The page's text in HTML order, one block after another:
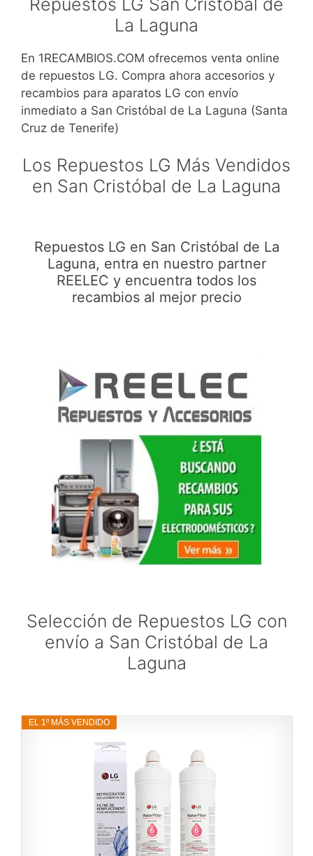
La Laguna
En 1RECAMBIOS.COM ofrecemos venta online
de repuestos LG. Compra ahora accesorios y
recambios para aparatos LG con envío
inmediato a San Cristóbal de La Laguna (Santa
Cruz de Tenerife)
Los Repuestos LG Más Vendidos
en San Cristóbal de La Laguna
Repuestos LG en San Cristóbal de La
Laguna, entra en nuestro partner
REELEC y encuentra todos los
recambios al mejor precio
Selección de Repuestos LG con
envío a San Cristóbal de La
Laguna
EL 1º MÁS VENDIDO